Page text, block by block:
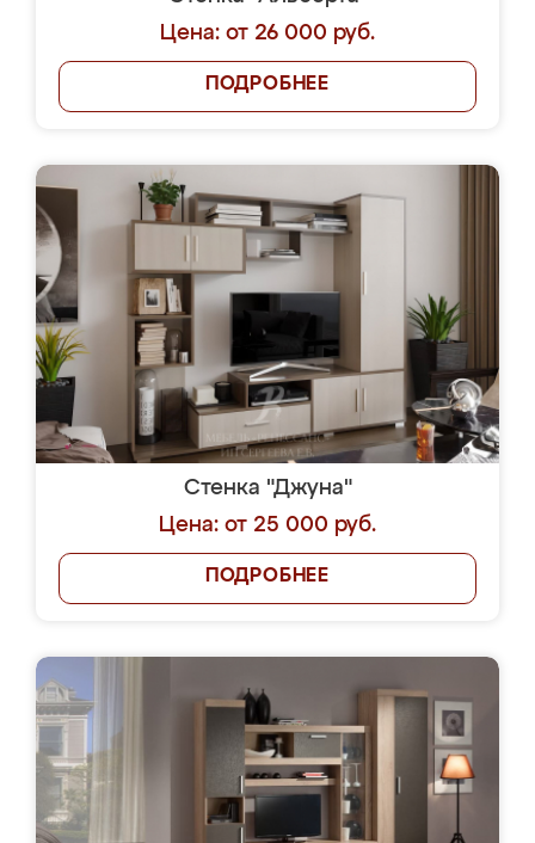
Цена: от 26 000 руб.
ПОДРОБНЕЕ
Стенка "Джуна"
Цена: от 25 000 руб.
ПОДРОБНЕЕ